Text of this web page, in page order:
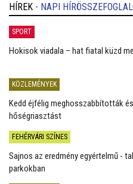
HÍREK - NAPI
SPORT
Hokisok viadala – hat fiatal küzd
KÖZLEMÉNYEK
Kedd éjfélig meghosszabbították
hőségriasztást
FEHÉRVÁRI SZÍNES
Sajnos az eredmény egyértelmű -
parkokban